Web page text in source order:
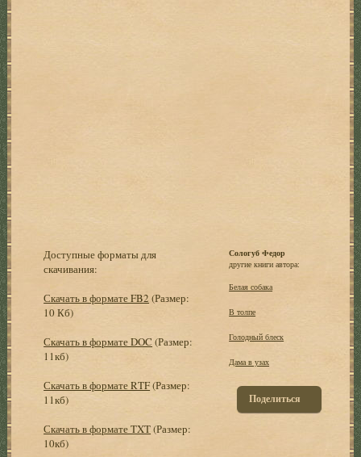
Доступные форматы для
скачивания:
Скачать в формате FB2 (Размер:
10 Кб)
Скачать в формате DOC (Размер:
11кб)
Скачать в формате RTF(Размер:
11кб)
Скачать в формате TXT(Размер:
10кб)
Сологуб Федор
другие книги автора:
Белая собака
В толпе
Голодный блеск
Дама в узах
Поделиться